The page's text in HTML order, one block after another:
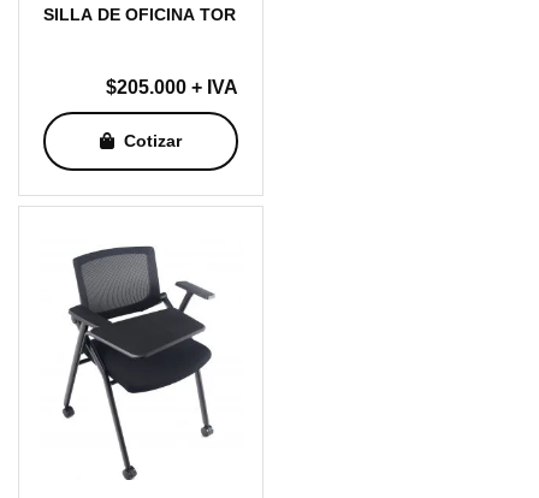
SILLA DE OFICINA TOR
$205.000 + IVA
Cotizar